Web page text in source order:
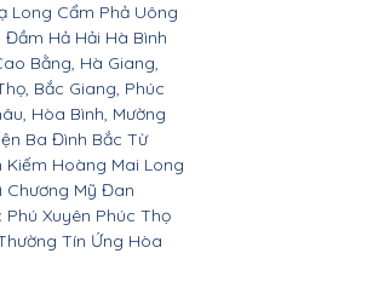
Long Cẩm Phả Uông
Hả Hải Hà Bình
Bằng, Hà Giang,
Bắc Giang, Phúc
Hòa Bình, Mường
Ba Đình Bắc Từ
Hoàng Mai Long
Chương Mỹ Đan
Xuyên Phúc Thọ
Tín Ứng Hòa